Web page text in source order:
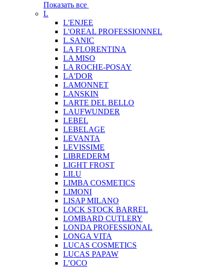
Показать все
L
L'ENJEE
L'OREAL PROFESSIONNEL
L.SANIC
LA FLORENTINA
LA MISO
LA ROCHE-POSAY
LA'DOR
LAMONNET
LANSKIN
LARTE DEL BELLO
LAUFWUNDER
LEBEL
LEBELAGE
LEVANTA
LEVISSIME
LIBREDERM
LIGHT FROST
LILU
LIMBA COSMETICS
LIMONI
LISAP MILANO
LOCK STOCK BARREL
LOMBARD CUTLERY
LONDA PROFESSIONAL
LONGA VITA
LUCAS COSMETICS
LUCAS PAPAW
L’OCO